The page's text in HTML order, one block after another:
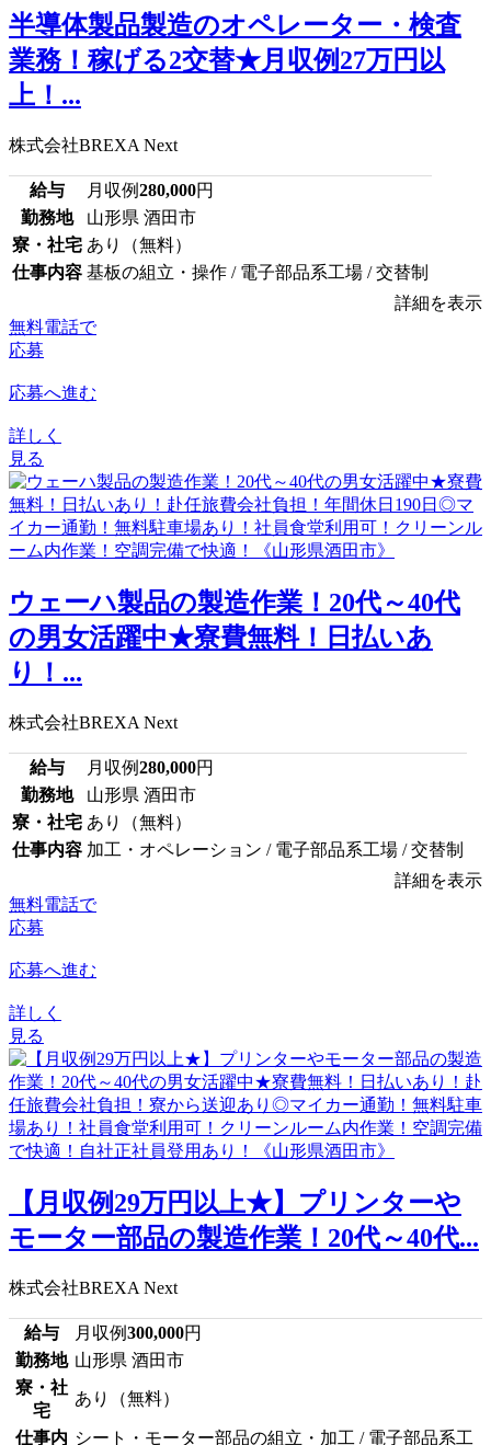
半導体製品製造のオペレーター・検査
業務！稼げる2交替★月収例27万円以
上！...
株式会社BREXA Next
給与 月収例280,000円
勤務地
山形県 酒田市
寮・社宅 あり（無料）
仕事内容 基板の組立・操作 / 電子部品系工場 / 交替制
詳細を表示
無料電話で
応募
応募へ進む
詳しく
見る
ウェーハ製品の製造作業！20代～40代
の男女活躍中★寮費無料！日払いあ
り！...
株式会社BREXA Next
給与 月収例280,000円
勤務地
山形県 酒田市
寮・社宅 あり（無料）
仕事内容 加工・オペレーション / 電子部品系工場 / 交替制
詳細を表示
無料電話で
応募
応募へ進む
詳しく
見る
【月収例29万円以上★】プリンターや
モーター部品の製造作業！20代～40代...
株式会社BREXA Next
給与 月収例300,000円
勤務地 山形県 酒田市
寮・社
宅
あり（無料）
仕事内 シート・モーター部品の組立・加工 / 電子部品系工